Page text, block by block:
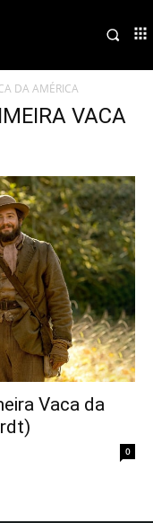
DA AMÉRICA
VACA
Vaca da
0